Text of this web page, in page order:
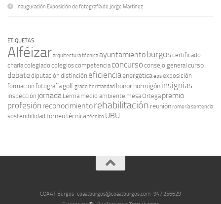
Inauguración Exposición de fotografía de Jorge Martínez
ETIQUETAS
Alféizararquitectura técnicaayuntamientoburgoscertificado
charlacolegiado colegioscompetencia concurso consejo general curso
debatediputación distinción eficienciaenergéticaepsexposición
formación fotografía golfgrado hermandad honorhormigóninsignias
inspección jornada Lerma medio ambiente mesaOrtega premio
profesión reconocimientorehabilitación reuniónromeríasentencia
sostenibilidad torneotécnicatécnico UBU
COAAT Burgos · coaatburgos@coaatburgos.com · 947 256629